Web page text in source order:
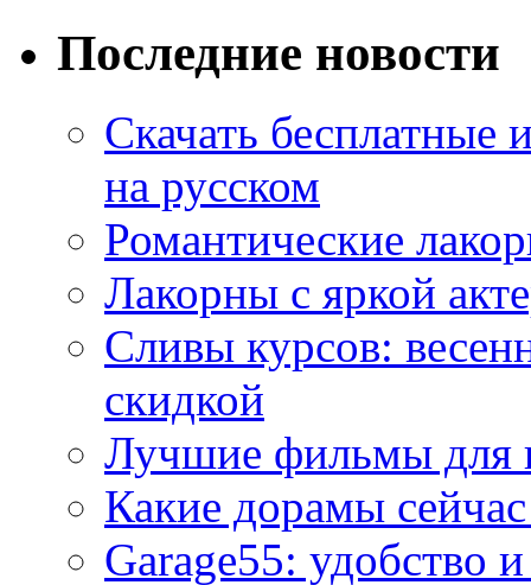
Последние новости
Скачать
на русском
Романтические
Лакорны с яркой
Сливы курсов:
скидкой
Лучшие фильмы для
Какие дорамы
Garage55: удобство